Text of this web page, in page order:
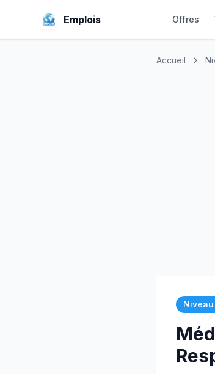
Emplois Offres
Accueil
Niveau